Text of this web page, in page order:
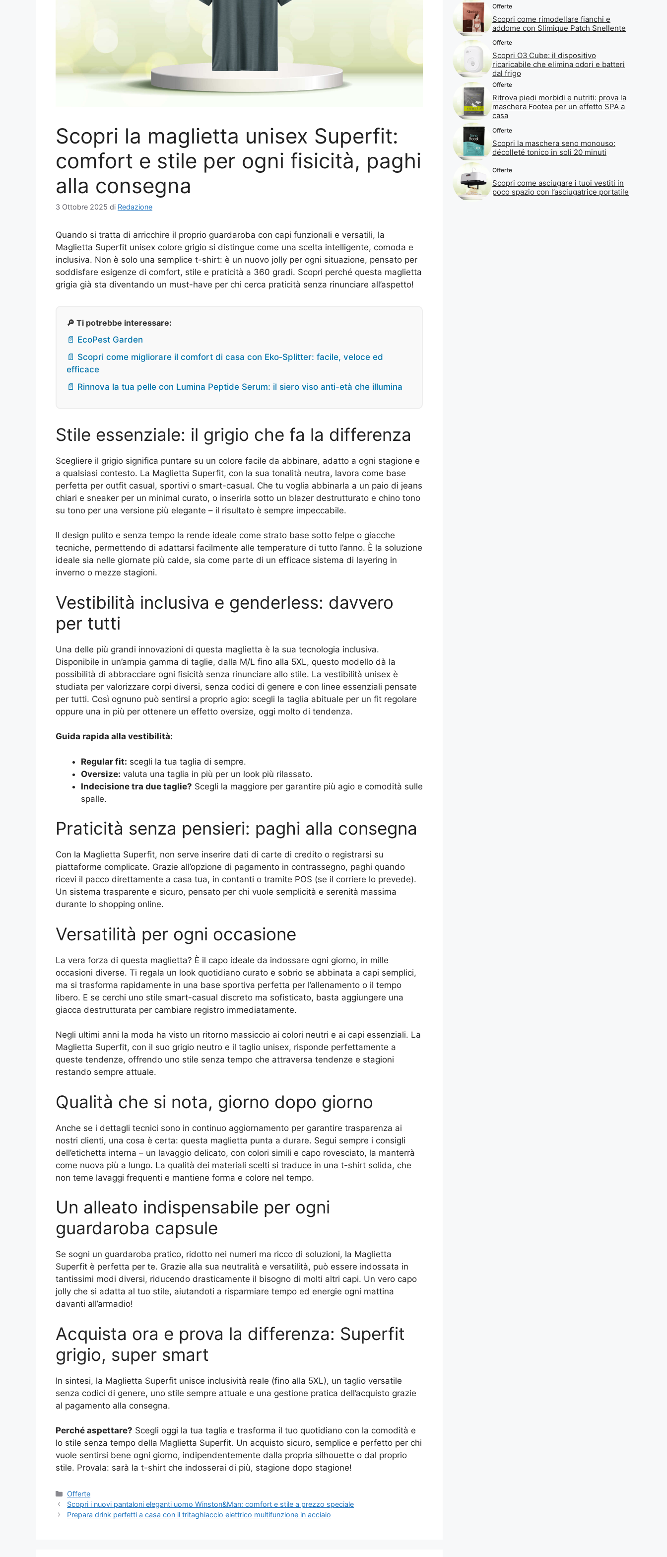
Scopri la maglietta unisex Superfit:
comfort e stile per ogni fisicità, paghi
alla consegna
3 Ottobre 2025 di Redazione
Quando si tratta di arricchire il proprio guardaroba con capi funzionali e versatili, la
Maglietta Superfit unisex colore grigio si distingue come una scelta intelligente, comoda e
inclusiva. Non è solo una semplice t-shirt: è un nuovo jolly per ogni situazione, pensato per
soddisfare esigenze di comfort, stile e praticità a 360 gradi. Scopri perché questa maglietta
grigia già sta diventando un must-have per chi cerca praticità senza rinunciare all’aspetto!
🔎 Ti potrebbe interessare:
📄 EcoPest Garden
📄 Scopri come migliorare il comfort di casa con Eko‑Splitter: facile, veloce ed
efficace
📄 Rinnova la tua pelle con Lumina Peptide Serum: il siero viso anti-età che illumina
Stile essenziale: il grigio che fa la differenza
Scegliere il grigio significa puntare su un colore facile da abbinare, adatto a ogni stagione e
a qualsiasi contesto. La Maglietta Superfit, con la sua tonalità neutra, lavora come base
perfetta per outfit casual, sportivi o smart-casual. Che tu voglia abbinarla a un paio di jeans
chiari e sneaker per un minimal curato, o inserirla sotto un blazer destrutturato e chino tono
su tono per una versione più elegante – il risultato è sempre impeccabile.
Il design pulito e senza tempo la rende ideale come strato base sotto felpe o giacche
tecniche, permettendo di adattarsi facilmente alle temperature di tutto l’anno. È la soluzione
ideale sia nelle giornate più calde, sia come parte di un efficace sistema di layering in
inverno o mezze stagioni.
Vestibilità inclusiva e genderless: davvero
per tutti
Una delle più grandi innovazioni di questa maglietta è la sua tecnologia inclusiva.
Disponibile in un’ampia gamma di taglie, dalla M/L fino alla 5XL, questo modello dà la
possibilità di abbracciare ogni fisicità senza rinunciare allo stile. La vestibilità unisex è
studiata per valorizzare corpi diversi, senza codici di genere e con linee essenziali pensate
per tutti. Così ognuno può sentirsi a proprio agio: scegli la taglia abituale per un fit regolare
oppure una in più per ottenere un effetto oversize, oggi molto di tendenza.
Guida rapida alla vestibilità:
Regular fit: scegli la tua taglia di sempre.
Oversize: valuta una taglia in più per un look più rilassato.
Indecisione tra due taglie? Scegli la maggiore per garantire più agio e comodità sulle
spalle.
Praticità senza pensieri: paghi alla consegna
Con la Maglietta Superfit, non serve inserire dati di carte di credito o registrarsi su
piattaforme complicate. Grazie all’opzione di pagamento in contrassegno, paghi quando
ricevi il pacco direttamente a casa tua, in contanti o tramite POS (se il corriere lo prevede).
Un sistema trasparente e sicuro, pensato per chi vuole semplicità e serenità massima
durante lo shopping online.
Versatilità per ogni occasione
La vera forza di questa maglietta? È il capo ideale da indossare ogni giorno, in mille
occasioni diverse. Ti regala un look quotidiano curato e sobrio se abbinata a capi semplici,
ma si trasforma rapidamente in una base sportiva perfetta per l’allenamento o il tempo
libero. E se cerchi uno stile smart-casual discreto ma sofisticato, basta aggiungere una
giacca destrutturata per cambiare registro immediatamente.
Negli ultimi anni la moda ha visto un ritorno massiccio ai colori neutri e ai capi essenziali. La
Maglietta Superfit, con il suo grigio neutro e il taglio unisex, risponde perfettamente a
queste tendenze, offrendo uno stile senza tempo che attraversa tendenze e stagioni
restando sempre attuale.
Qualità che si nota, giorno dopo giorno
Anche se i dettagli tecnici sono in continuo aggiornamento per garantire trasparenza ai
nostri clienti, una cosa è certa: questa maglietta punta a durare. Segui sempre i consigli
dell’etichetta interna – un lavaggio delicato, con colori simili e capo rovesciato, la manterrà
come nuova più a lungo. La qualità dei materiali scelti si traduce in una t-shirt solida, che
non teme lavaggi frequenti e mantiene forma e colore nel tempo.
Un alleato indispensabile per ogni
guardaroba capsule
Se sogni un guardaroba pratico, ridotto nei numeri ma ricco di soluzioni, la Maglietta
Superfit è perfetta per te. Grazie alla sua neutralità e versatilità, può essere indossata in
tantissimi modi diversi, riducendo drasticamente il bisogno di molti altri capi. Un vero capo
jolly che si adatta al tuo stile, aiutandoti a risparmiare tempo ed energie ogni mattina
davanti all’armadio!
Acquista ora e prova la differenza: Superfit
grigio, super smart
In sintesi, la Maglietta Superfit unisce inclusività reale (fino alla 5XL), un taglio versatile
senza codici di genere, uno stile sempre attuale e una gestione pratica dell’acquisto grazie
al pagamento alla consegna.
Perché aspettare? Scegli oggi la tua taglia e trasforma il tuo quotidiano con la comodità e
lo stile senza tempo della Maglietta Superfit. Un acquisto sicuro, semplice e perfetto per chi
vuole sentirsi bene ogni giorno, indipendentemente dalla propria silhouette o dal proprio
stile. Provala: sarà la t-shirt che indosserai di più, stagione dopo stagione!
Categorie
Offerte
Scopri i nuovi pantaloni eleganti uomo Winston&Man: comfort e stile a prezzo speciale
Prepara drink perfetti a casa con il tritaghiaccio elettrico multifunzione in acciaio
Offerte
Scopri come rimodellare fianchi e
addome con Slimique Patch Snellente
Offerte
Scopri O3 Cube: il dispositivo
ricaricabile che elimina odori e batteri
dal frigo
Offerte
Ritrova piedi morbidi e nutriti: prova la
maschera Footea per un effetto SPA a
casa
Offerte
Scopri la maschera seno monouso:
décolleté tonico in soli 20 minuti
Offerte
Scopri come asciugare i tuoi vestiti in
poco spazio con l’asciugatrice portatile